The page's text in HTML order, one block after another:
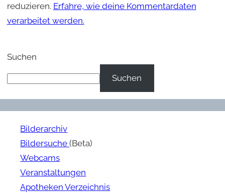
reduzieren. Erfahre, wie deine Kommentardaten
verarbeitet werden.
Suchen
Suchen
Bilderarchiv
Bildersuche(Beta)
Webcams
Veranstaltungen
Apotheken Verzeichnis